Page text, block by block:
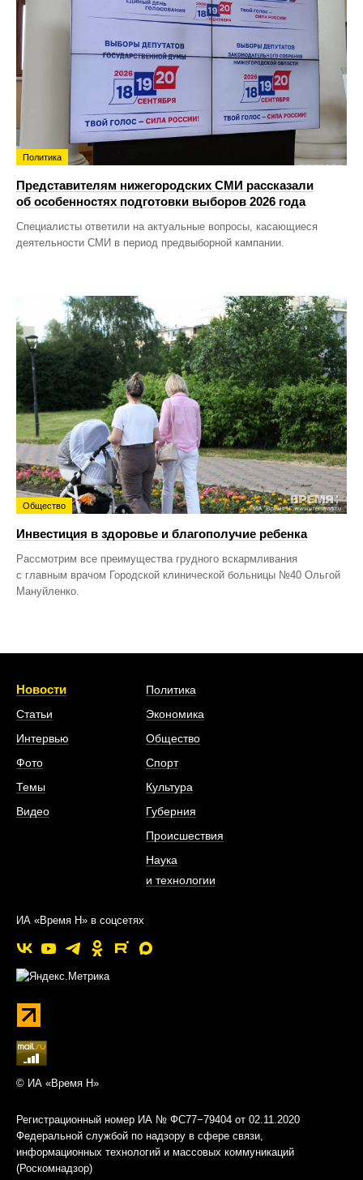
Политика
Представителям нижегородских СМИ рассказали
об особенностях подготовки выборов 2026 года
Специалисты ответили на актуальные вопросы, касающиеся
деятельности СМИ в период предвыборной кампании.
Общество
Инвестиция в здоровье и благополучие ребенка
Рассмотрим все преимущества грудного вскармливания
с главным врачом Городской клинической больницы №40 Ольгой
Мануйленко.
Новости
Статьи
Интервью
Фото
Темы
Видео
Политика
Экономика
Общество
Спорт
Культура
Губерния
Происшествия
Наука
и технологии
ИА «Время Н» в соцсетях
© ИА «Время Н»
Регистрационный номер ИА № ФС77−79404 от 02.11.2020
Федеральной службой по надзору в сфере связи,
информационных технологий и массовых коммуникаций
(Роскомнадзор)